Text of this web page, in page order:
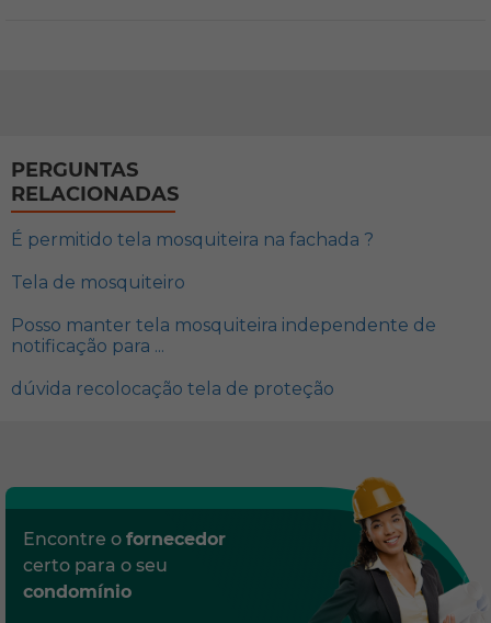
PERGUNTAS
RELACIONADAS
É permitido tela mosquiteira na fachada ?
Tela de mosquiteiro
Posso manter tela mosquiteira independente de
notificação para ...
dúvida recolocação tela de proteção
Encontre o fornecedor
certo para o seu
condomínio